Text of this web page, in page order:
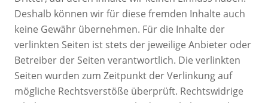
Deshalb können wir für diese fremden Inhalte auch
keine Gewähr übernehmen. Für die Inhalte der
verlinkten Seiten ist stets der jeweilige Anbieter oder
Betreiber der Seiten verantwortlich. Die verlinkten
Seiten wurden zum Zeitpunkt der Verlinkung auf
mögliche Rechtsverstöße überprüft. Rechtswidrige